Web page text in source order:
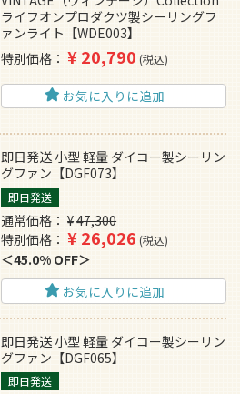
ライフオンプロダクツ製シーリングフ
ァンライト【WDE003】
特別価格
¥20,790 税込
お気に入りに追加
即日発送 小型 軽量 ダイコー製シーリン
グファン【DGF073】
即日発送
通常価格 ¥47,300
特別価格
¥26,026 税込
45.0% OFF
お気に入りに追加
即日発送 小型 軽量 ダイコー製シーリン
グファン【DGF065】
即日発送